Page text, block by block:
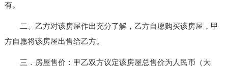
有。
二、乙方对该房屋作出充分了解，乙方自愿购买该房屋，甲
方自愿将该房屋出售给乙方。
三．房屋售价：甲乙双方议定该房屋总售价为人民币（大